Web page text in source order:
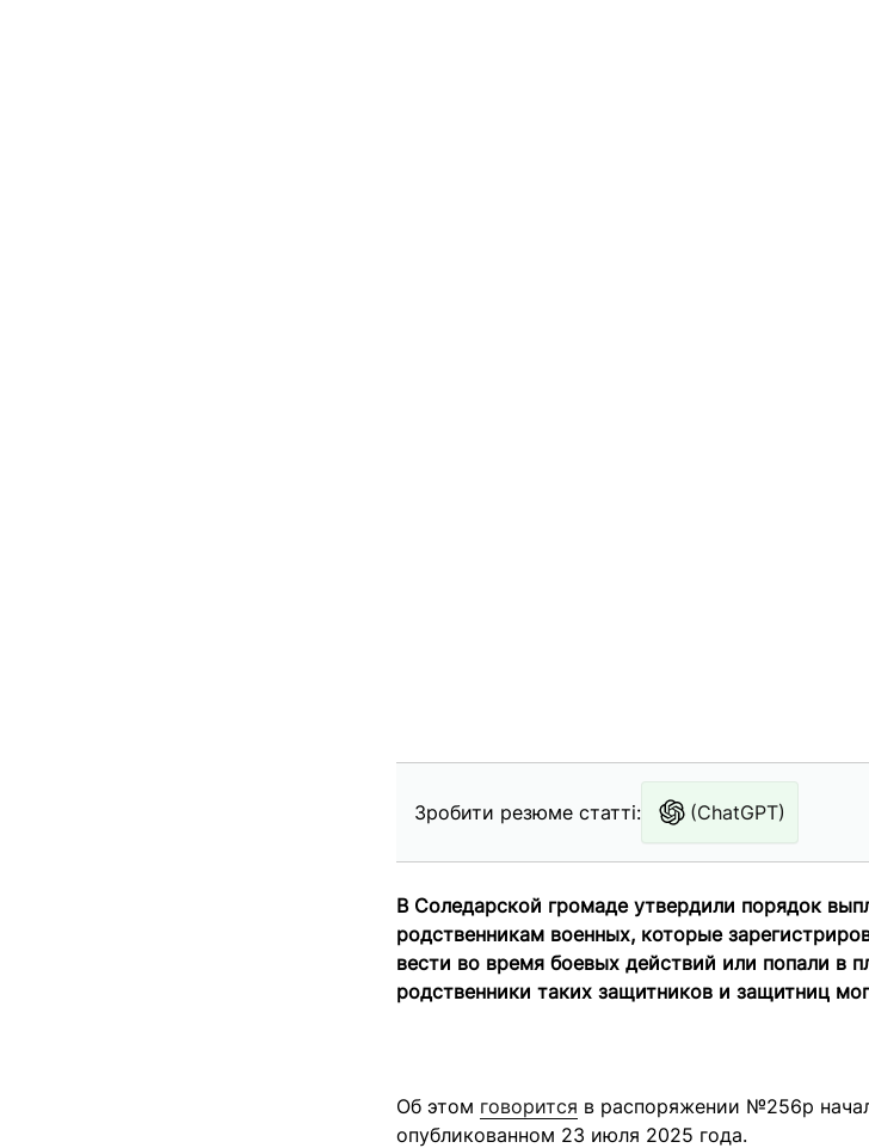
Зробити резюме статті: (ChatGPT)
В Соледарской громаде утвердили порядок
родственникам военных, которые
вести во время боевых действий или попали в
родственники таких защитников и защитниц
Об этом говорится в распоряжении №256р
опубликованном 23 июля 2025 года.